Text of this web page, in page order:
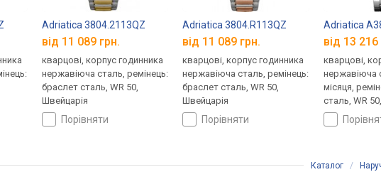
Adriatica 3804.2113QZ
від 11 089 грн.
кварцові, корпус годинника
нержавіюча сталь, ремінець:
браслет сталь, WR 50,
Швейцарія
порівняти
Adriatica 3804.R113QZ
від 11 089 грн.
кварцові, корпус годинника
нержавіюча сталь, ремінець:
браслет сталь, WR 50,
Швейцарія
порівняти
Adriatica
від 13 216
кварцові,
нержавіюча
місяця,
сталь, WR
Каталог /